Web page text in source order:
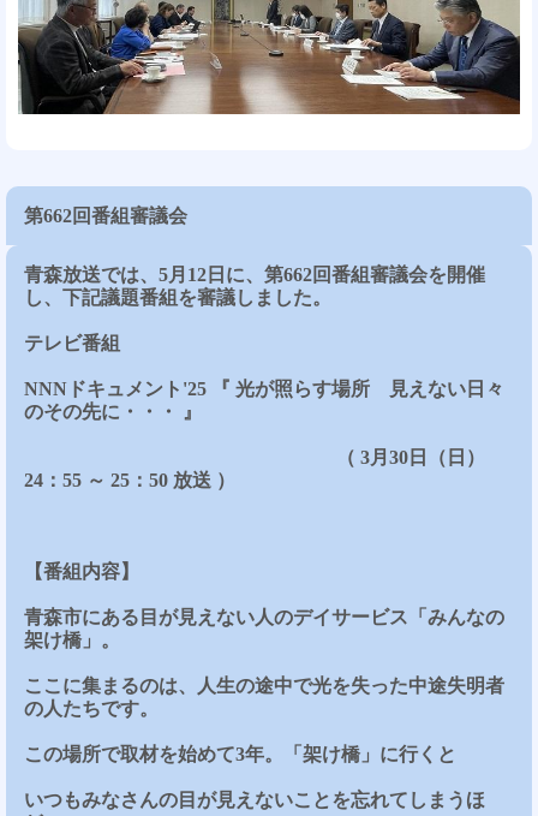
第662回番組審議会
青森放送では、5月12日に、第662回番組審議会を開催
し、下記議題番組を審議しました。
テレビ番組
NNNドキュメント'25 『 光が照らす場所 見えない日々
のその先に・・・ 』
（ 3月30日（日）
24：55 ～ 25：50 放送 ）
【番組内容】
青森市にある目が見えない人のデイサービス「みんなの
架け橋」。
ここに集まるのは、人生の途中で光を失った中途失明者
の人たちです。
この場所で取材を始めて3年。「架け橋」に行くと
いつもみなさんの目が見えないことを忘れてしまうほ